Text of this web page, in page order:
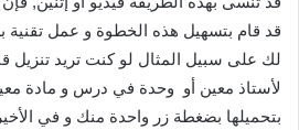
قد قام بتسهيل هذه الخطوة و عمل
لك على سبيل المثال لو كنت تريد تنزيل
لأستاذ معين أو وحدة في درس و مادة
بتحميلها بضغطة زر واحدة منك و في